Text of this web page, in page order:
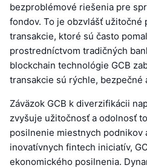
bezproblémové riešenia pre
fondov. To je obzvlášť užitočné
transakcie, ktoré sú často
prostredníctvom tradičných
blockchain technológie GCB
transakcie sú rýchle, bezpečné
Záväzok GCB k diverzifikácii
zvyšuje užitočnosť a odolnosť
posilnenie miestnych podnikov
inovatívnych fintech iniciatív,
ekonomického posilnenia.